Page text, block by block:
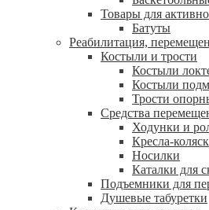
Товары для
Батуты
Реабилитация,
Костыли и трости
Костыли
Костыли
Трости
Средства
Ходунки и
Кресла-
Носилки
Каталки для
Подъемники для
Душевые табуретки